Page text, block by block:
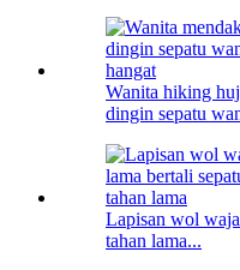
Wanita hiking
dingin sepatu
Lapisan wol
tahan lama...